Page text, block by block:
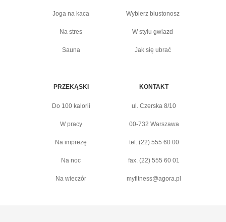
Joga na kaca
Na stres
Sauna
Wybierz biustonosz
W stylu gwiazd
Jak się ubrać
PRZEKĄSKI
Do 100 kalorii
W pracy
Na imprezę
Na noc
Na wieczór
KONTAKT
ul. Czerska 8/10
00-732 Warszawa
tel. (22) 555 60 00
fax. (22) 555 60 01
myfitness@agora.pl